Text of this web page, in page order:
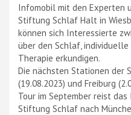
Infomobil mit den Experten
Stiftung Schlaf Halt in
können sich Interessierte
über den Schlaf,
Therapie erkundigen.
Die nächsten Stationen der
(19.08.2023) und Freiburg
Tour im September reist
Stiftung Schlaf nach